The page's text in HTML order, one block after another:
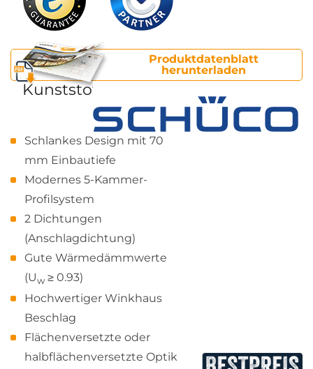
Produktdatenblatt
herunterladen
Kunststofffenster Schüco
CT 70
Schlankes Design mit 70
mm Einbautiefe
Modernes 5-Kammer-
Profilsystem
2 Dichtungen
(Anschlagdichtung)
Gute Wärmedämmwerte
(Uw≥ 0.93)
Hochwertiger Winkhaus
Beschlag
Flächenversetzte oder
halbflächenversetzte Optik